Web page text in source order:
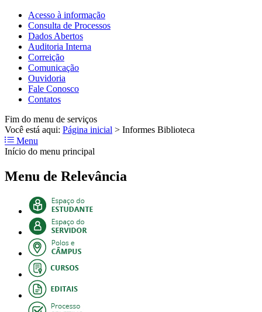
Acesso à informação
Consulta de Processos
Dados Abertos
Auditoria Interna
Correição
Comunicação
Ouvidoria
Fale Conosco
Contatos
Fim do menu de serviços
Você está aqui: Página inicial > Informes Biblioteca
Menu
Início do menu principal
Menu de Relevância